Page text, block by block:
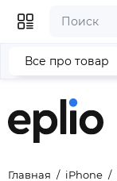
Главная iPhone
Все про товар